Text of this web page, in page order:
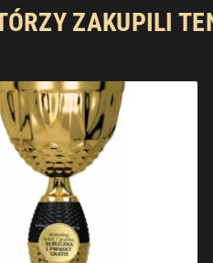
ZAKUPILI